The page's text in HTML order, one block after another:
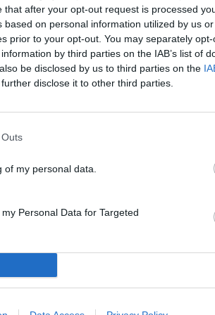
after your opt-out request is processed
on personal information utilized by us
prior to your opt-out. You may separately
by third parties on the IAB’s list of
be disclosed by us to third parties on the
disclose it to other third parties.
my personal data.
Personal Data for Targeted
el Ourense.
ellos
ha faltado algo de
salido bien, hemos
dentro y Luismi
ha sacado un poco
la lección aprendida
tener mayor volumen
de que estábamos
más opciones de
eres capaz de
debes jugar con